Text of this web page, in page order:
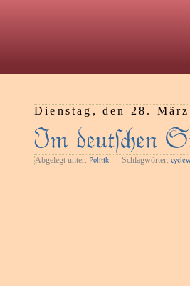
Dienstag, den 28. März
Im deuten
Abgelegt unter: Politik — Schlagwörter: